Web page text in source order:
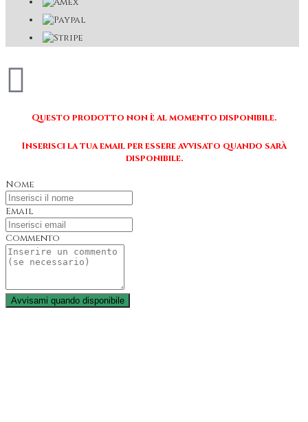
Questo prodotto non è al momento disponibile.
Inserisci la tua email per essere avvisato quando sarà
disponibile.
Nome
Email
Commento
Avvisami quando disponibile